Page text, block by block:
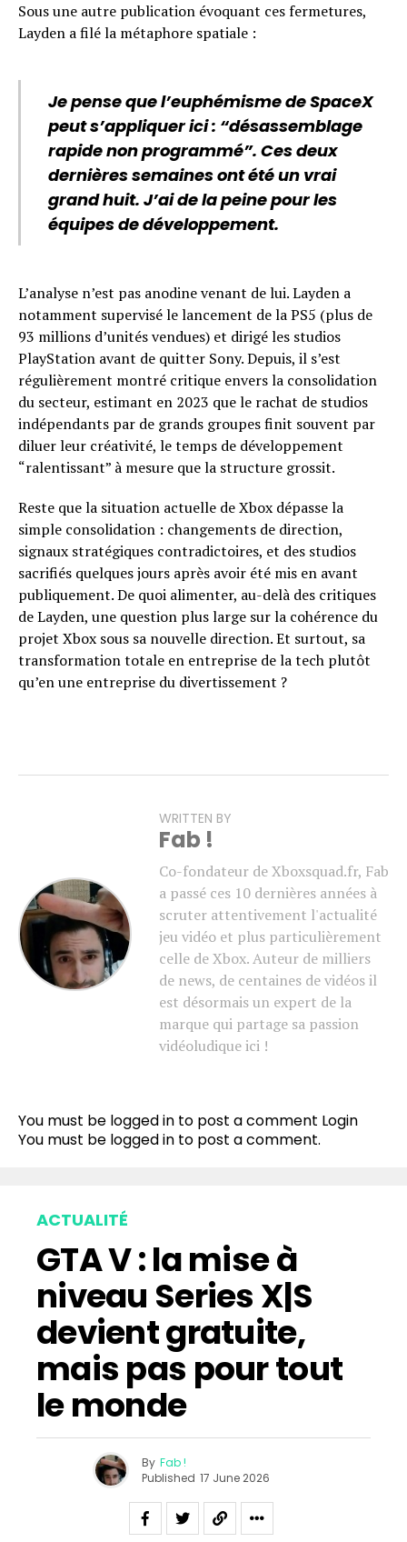
Sous une autre publication évoquant ces fermetures,
Layden a filé la métaphore spatiale :
Je pense que l’euphémisme de SpaceX
peut s’appliquer ici : “désassemblage
rapide non programmé”. Ces deux
dernières semaines ont été un vrai
grand huit. J’ai de la peine pour les
équipes de développement.
L’analyse n’est pas anodine venant de lui. Layden a
notamment supervisé le lancement de la PS5 (plus de
93 millions d’unités vendues) et dirigé les studios
PlayStation avant de quitter Sony. Depuis, il s’est
régulièrement montré critique envers la consolidation
du secteur, estimant en 2023 que le rachat de studios
indépendants par de grands groupes finit souvent par
diluer leur créativité, le temps de développement
“ralentissant” à mesure que la structure grossit.
Reste que la situation actuelle de Xbox dépasse la
simple consolidation : changements de direction,
signaux stratégiques contradictoires, et des studios
sacrifiés quelques jours après avoir été mis en avant
publiquement. De quoi alimenter, au-delà des critiques
de Layden, une question plus large sur la cohérence du
projet Xbox sous sa nouvelle direction. Et surtout, sa
transformation totale en entreprise de la tech plutôt
qu’en une entreprise du divertissement ?
WRITTEN BY
Fab !
Co-fondateur de Xboxsquad.fr, Fab
a passé ces 10 dernières années à
scruter attentivement l'actualité
jeu vidéo et plus particulièrement
celle de Xbox. Auteur de milliers
de news, de centaines de vidéos il
est désormais un expert de la
marque qui partage sa passion
vidéoludique ici !
You must be logged in to post a comment Login
You must be logged in to post a comment.
ACTUALITÉ
GTA V : la mise à
niveau Series X|S
devient gratuite,
mais pas pour tout
le monde
By Fab !
Published 17 June 2026